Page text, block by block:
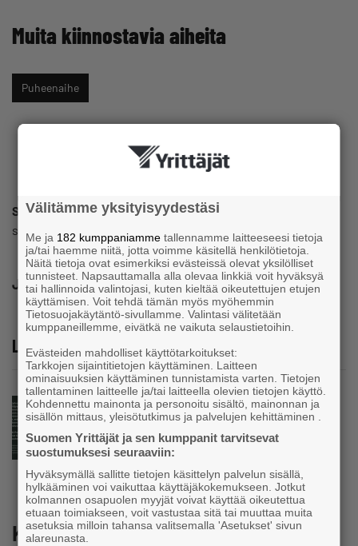
Muita kiinnostavia aiheita
Puheenaihe
Sanni Grahn-Laasonen
sanni.grahn-laasonen@edustkkunta.fi
Jaa
Lue lisää
Blogi
Yrityskylä kasvattaa alueen tulevaisuuden
tekijöitä
Katso myös
Välitämme yksityisyydestäsi
Me ja 182 kumppaniamme tallennamme laitteeseesi tietoja
ja/tai haemme niitä, jotta voimme käsitellä henkilötietoja.
Näitä tietoja ovat esimerkiksi evästeissä olevat yksilölliset
tunnisteet. Napsauttamalla alla olevaa linkkiä voit hyväksyä
tai hallinnoida valintojasi, kuten kieltää oikeutettujen etujen
käyttämisen. Voit tehdä tämän myös myöhemmin
Tietosuojakäytäntö-sivullamme. Valintasi välitetään
kumppaneillemme, eivätkä ne vaikuta selaustietoihin.
Evästeiden mahdolliset käyttötarkoitukset:
Tarkkojen sijaintitietojen käyttäminen. Laitteen
ominaisuuksien käyttäminen tunnistamista varten. Tietojen
tallentaminen laitteelle ja/tai laitteella olevien tietojen käyttö.
Kohdennettu mainonta ja personoitu sisältö, mainonnan ja
sisällön mittaus, yleisötutkimus ja palvelujen kehittäminen .
Suomen Yrittäjät ja sen kumppanit tarvitsevat
suostumuksesi seuraaviin:
Hyväksymällä sallitte tietojen käsittelyn palvelun sisällä,
hylkääminen voi vaikuttaa käyttäjäkokemukseen. Jotkut
kolmannen osapuolen myyjät voivat käyttää oikeutettua
etuaan toimiakseen, voit vastustaa sitä tai muuttaa muita
asetuksia milloin tahansa valitsemalla 'Asetukset' sivun
alareunasta.